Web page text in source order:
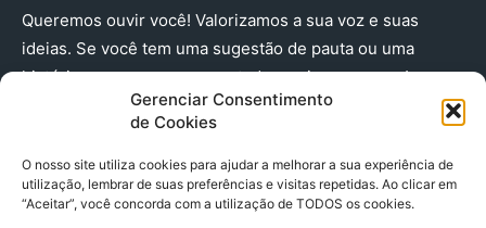
Gerenciar Consentimento
de Cookies
O nosso site utiliza cookies para ajudar a melhorar a sua experiência de
utilização, lembrar de suas preferências e visitas repetidas. Ao clicar em
“Aceitar”, você concorda com a utilização de TODOS os cookies.
Queremos ouvir você! Valorizamos a sua voz e suas
ideias. Se você tem uma sugestão de pauta ou uma
história que merece ser contada, envie-nos agora!
(91) 98224 - 3111